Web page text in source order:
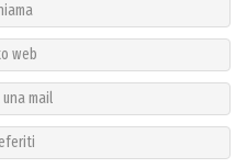
web
mail